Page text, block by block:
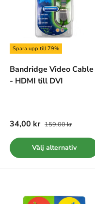
Spara upp till 79%
Bandridge Video Cable
- HDMI till DVI
34,00 kr 159,00 kr
Välj alternativ